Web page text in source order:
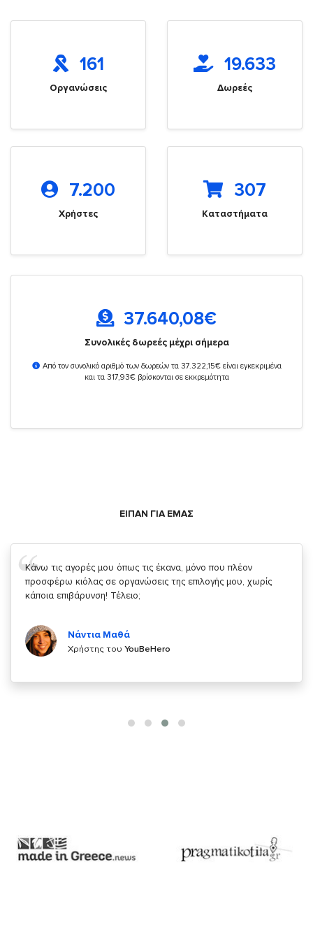
161
Οργανώσεις
19.633
Δωρεές
7.200
Χρήστες
307
Καταστήματα
37.640,08€
Συνολικές δωρεές μέχρι σήμερα
Από τον συνολικό αριθμό των δωρεών τα 37.322,15€ είναι εγκεκριμένα
και τα 317,93€ βρίσκονται σε εκκρεμότητα
ΕΙΠΑΝ ΓΙΑ ΕΜΑΣ
Σας ευχαριστώ που μας δίνετε την δυνατότητα να κάνουμε
κάτι!
Χρήστης τουYouBeHero